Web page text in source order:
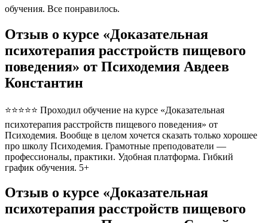
обучения. Все понравилось.
Отзыв о курсе «Доказательная
психотерапия расстройств пищевого
поведения» от Психодемия Авдеев
Константин
⭐⭐⭐⭐⭐ Проходил обучение на курсе «Доказательная
психотерапия расстройств пищевого поведения» от
Психодемия. Вообще в целом хочется сказать только хорошее
про школу Психодемия. Грамотные преподователи —
профессионалы, практики. Удобная платформа. Гибкий
график обучения. 5+
Отзыв о курсе «Доказательная
психотерапия расстройств пищевого